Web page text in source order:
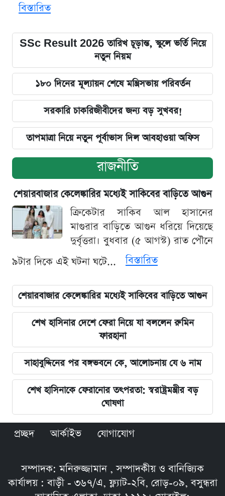
বিস্তারিত
SSc Result 2026 তারিখ চূড়ান্ত, স্কুলে ভর্তি নিয়ে
নতুন নিয়ম
১৮০ দিনের মূল্যায়ন শেষে মন্ত্রিসভায় পরিবর্তন
সরকারি চাকরিজীবীদের জন্য বড় সুখবর!
তাপমাত্রা নিয়ে নতুন পূর্বাভাস দিল আবহাওয়া অফিস
রাজনীতি
শেয়ারবাজার কেলেঙ্কারির মধ্যেই সাকিবের বাড়িতে আগুন
ক্রিকেটার সাকিব আল হাসানের
মাগুরার বাড়িতে আগুন ধরিয়ে দিয়েছে
দুর্বৃত্তরা। বুধবার (৫ আগস্ট) রাত পৌনে
৯টার দিকে এই ঘটনা ঘটে...
বিস্তারিত
শেয়ারবাজার কেলেঙ্কারির মধ্যেই সাকিবের বাড়িতে আগুন
শেখ হাসিনার দেশে ফেরা নিয়ে যা বললেন রুমিন
ফারহানা
সাহাবুদ্দিনের পর বঙ্গভবনে কে, আলোচনায় যে ৬ নাম
শেখ হাসিনাকে ফেরানোর তৎপরতা: স্বরাষ্ট্রমন্ত্রীর বড়
ঘোষণা
প্রচ্ছদ আর্কাইভ যোগাযোগ
সম্পাদক: মনিরুজ্জামান , সম্পাদকীয় ও বানিজ্যিক
কার্যালয় : বাড়ী - ৩৬৭/এ, ফ্ল্যাট-২বি, রোড়-০৯, বসুন্ধরা